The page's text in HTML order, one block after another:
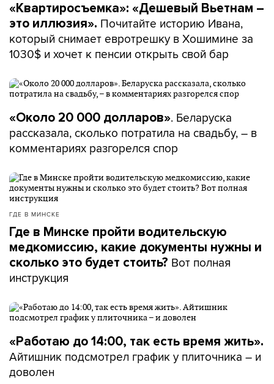
«Квартиросъемка»: «Дешевый Вьетнам –
это иллюзия». Почитайте историю Ивана,
который снимает евротрешку в Хошимине за
1030$ и хочет к пенсии открыть свой бар
«Около 20 000 долларов». Беларуска
рассказала, сколько потратила на свадьбу, – в
комментариях разгорелся спор
ГДЕ В МИНСКЕ
Где в Минске пройти водительскую
медкомиссию, какие документы нужны и
сколько это будет стоить? Вот полная
инструкция
«Работаю до 14:00, так есть время жить».
Айтишник подсмотрел график у плиточника – и
доволен